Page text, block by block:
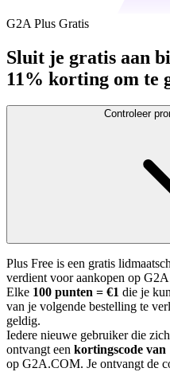
G2A Plus Gratis
Sluit je gratis aan
11% korting om te
Controleer
Plus Free is een gratis
verdient voor aankopen op
Elke 100 punten = €1 die je
van je volgende bestelling te
geldig.
Iedere nieuwe gebruiker die
ontvangt een kortingscode van
op G2A.COM. Je ontvangt de